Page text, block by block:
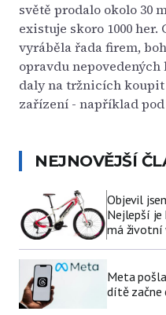
světě prodalo okolo 30
existuje skoro 1000
vyráběla řada firem,
opravdu nepovedených
daly na tržnicích
zařízení - například pod
NEJNOVĚJŠÍ
Objevil
Nejlepší
má životní
Meta
dítě začne